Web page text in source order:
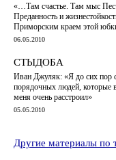
«…Там счастье. Там мыс
Преданность и
Приморским краем этой
06.05.2010
СТЫДОБА
Иван Джуляк: «Я до сих пор
порядочных людей, которые
меня очень расстроил»
05.05.2010
Другие материалы по